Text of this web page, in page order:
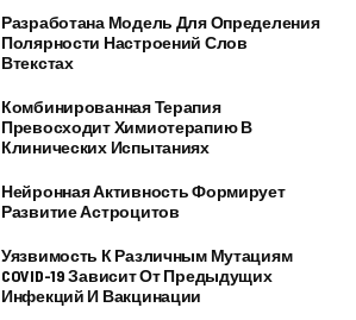
Разработана Модель Для Определения
Полярности Настроений Слов
Втекстах
Комбинированная Терапия
Превосходит Химиотерапию В
Клинических Испытаниях
Нейронная Активность Формирует
Развитие Астроцитов
Уязвимость К Различным Мутациям
COVID-19 Зависит От Предыдущих
Инфекций И Вакцинации